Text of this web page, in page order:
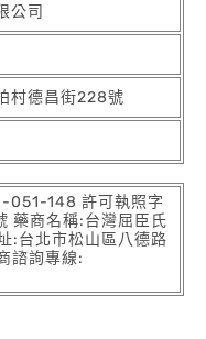
公司
村德昌街228號
051-148 許可執照字
藥商名稱:台灣屈臣氏
:台北市松山區八德路
諮詢專線: